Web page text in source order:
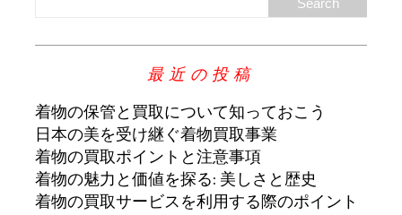
最近の投稿
着物の保管と買取について知っておこう
日本の美を受け継ぐ着物買取事業
着物の買取ポイントと注意事項
着物の魅力と価値を探る: 美しさと歴史
着物の買取サービスを利用する際のポイント